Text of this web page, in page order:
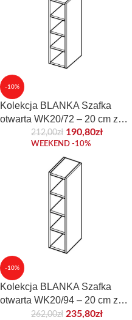
-10%
Kolekcja BLANKA Szafka
otwarta WK20/72 – 20 cm z
płyty frontowej
212,00zł 190,80zł
WEEKEND -10%
-10%
Kolekcja BLANKA Szafka
otwarta WK20/94 – 20 cm z
płyty frontowej
262,00zł 235,80zł